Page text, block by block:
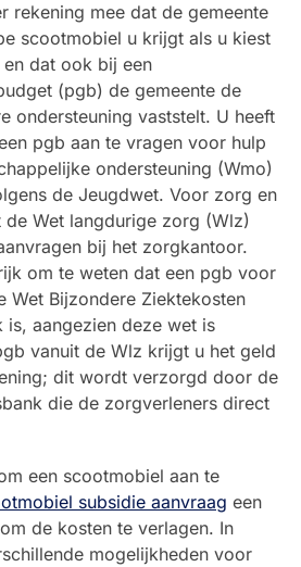
rekening mee dat de gemeente
scootmobiel u krijgt als u kiest
dat ook bij een
(pgb) de gemeente de
ondersteuning vaststelt. U heeft
pgb aan te vragen voor hulp
ondersteuning (Wmo)
de Jeugdwet. Voor zorg en
de Wet langdurige zorg (Wlz)
bij het zorgkantoor.
om te weten dat een pgb voor
Wet Bijzondere Ziektekosten
is, aangezien deze wet is
vanuit de Wlz krijgt u het geld
dit wordt verzorgd door de
die de zorgverleners direct
een scootmobiel aan te
subsidie aanvraag een
de kosten te verlagen. In
mogelijkheden voor